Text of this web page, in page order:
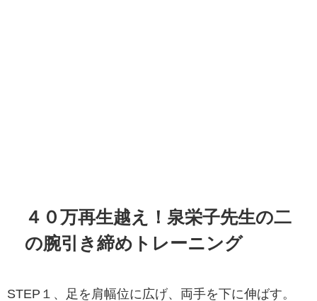
４０万再生越え！泉栄子先生の二
の腕引き締めトレーニング
STEP１、足を肩幅位に広げ、両手を下に伸ばす。